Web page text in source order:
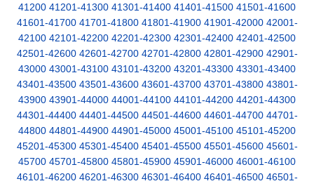
41200 41201-41300 41301-41400 41401-41500 41501-41600
41601-41700 41701-41800 41801-41900 41901-42000 42001-
42100 42101-42200 42201-42300 42301-42400 42401-42500
42501-42600 42601-42700 42701-42800 42801-42900 42901-
43000 43001-43100 43101-43200 43201-43300 43301-43400
43401-43500 43501-43600 43601-43700 43701-43800 43801-
43900 43901-44000 44001-44100 44101-44200 44201-44300
44301-44400 44401-44500 44501-44600 44601-44700 44701-
44800 44801-44900 44901-45000 45001-45100 45101-45200
45201-45300 45301-45400 45401-45500 45501-45600 45601-
45700 45701-45800 45801-45900 45901-46000 46001-46100
46101-46200 46201-46300 46301-46400 46401-46500 46501-